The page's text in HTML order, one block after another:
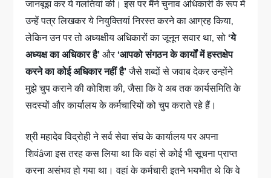
जानबूझ कर ये गलतियां की। इस पर मैंने चुनाव अधिकारी के रूप में
उन्हें पत्र लिखकर ये नियुक्तियां निरस्त करने का आग्रह किया,
लेकिन उन पर तो अध्यक्षीय अधिकारों का जूनून सवार था, सो‘ये
अध्यक्ष का अधिकार है’और‘आपको संगठन के कार्यों में हस्तक्षेप
करने का कोई अधिकार नहीं है’जैसे शब्दों से जवाब देकर उन्होंने
मुझे चुप कराने की कोशिश की, जैसा कि वे अब तक कार्यसमिति के
सदस्यों और कार्यालय के कर्मचारियों को चुप कराते रहे हैं।
श्री महादेव विद्रोही ने सर्व सेवा संघ के कार्यालय पर अपना
शिवंâजा इस तरह कस लिया था कि वहां से कोई भी सूचना प्राप्त
करना असंभव हो गया था। वहां के कर्मचारी इतने भयभीत थे कि वे